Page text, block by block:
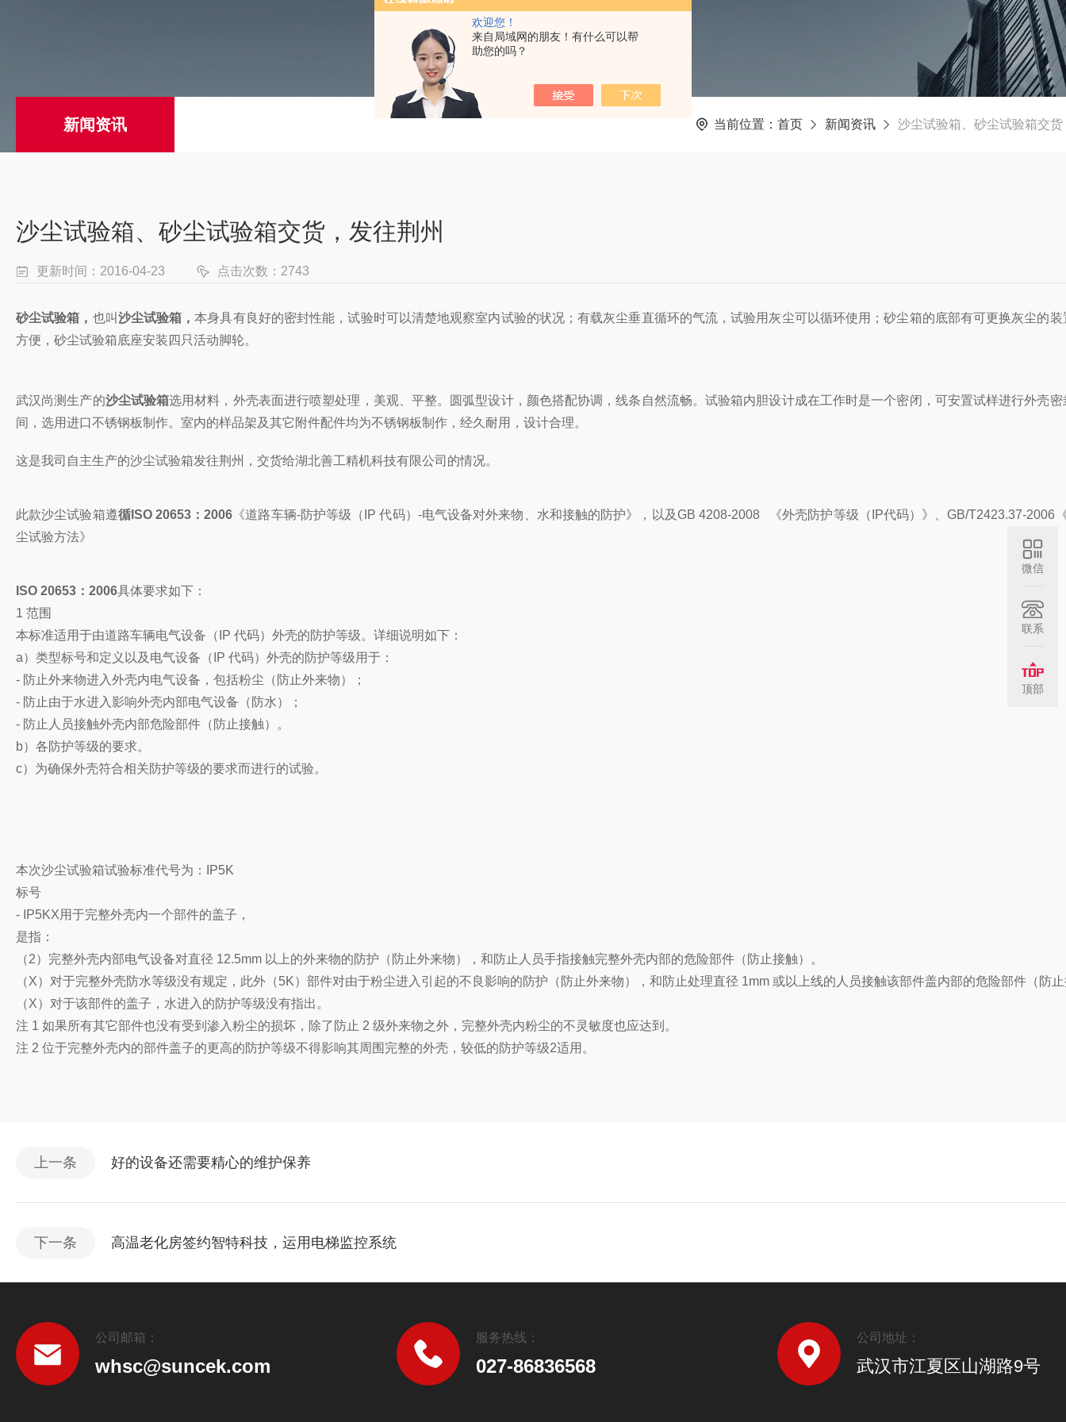
欢迎您！
来自局域网的朋友！有什么可以帮
助您的吗？
新闻资讯 当前位置： 首页 新闻资讯 沙尘试验箱、砂尘试验箱交
沙尘试验箱、砂尘试验箱交货，发往荆州
更新时间：2016-04-23 点击次数：2743
砂尘试验箱， 也叫沙尘试验箱，本身具有良好的密封性能，试验时可以清楚地观察室内试验的状况；有载灰尘垂直循环的气流，试验用灰尘可以循环使用；砂尘箱的底部有可更换灰尘的装
方便，砂尘试验箱底座安装四只活动脚轮。
武汉尚测生产的沙尘试验箱选用材料，外壳表面进行喷塑处理，美观、平整。圆弧型设计，颜色搭配协调，线条自然流畅。试验箱内胆设计成在工作时是一个密闭，可安置试样进行外壳密
间，选用进口不锈钢板制作。室内的样品架及其它附件配件均为不锈钢板制作，经久耐用，设计合理。
这是我司自主生产的沙尘试验箱发往荆州，交货给湖北善工精机科技有限公司的情况。
此款沙尘试验箱遵循ISO 20653：2006 《道路车辆-防护等级（IP 代码）-电气设备对外来物、水和接触的防护》，以及GB 4208-2008 《外壳防护等级（IP代码）》、GB/T2423.37-2006
尘试验方法》
ISO 20653：2006具体要求如下：
1 范围
本标准适用于由道路车辆电气设备（IP 代码）外壳的防护等级。详细说明如下：
a）类型标号和定义以及电气设备（IP 代码）外壳的防护等级用于：
- 防止外来物进入外壳内电气设备，包括粉尘（防止外来物）；
- 防止由于水进入影响外壳内部电气设备（防水）；
- 防止人员接触外壳内部危险部件（防止接触）。
b）各防护等级的要求。
c）为确保外壳符合相关防护等级的要求而进行的试验。
本次沙尘试验箱试验标准代号为：IP5K
标号
- IP5KX用于完整外壳内一个部件的盖子，
是指：
（2）完整外壳内部电气设备对直径 12.5mm 以上的外来物的防护（防止外来物），和防止人员手指接触完整外壳内部的危险部件（防止接触）。
（X）对于完整外壳防水等级没有规定，此外（5K）部件对由于粉尘进入引起的不良影响的防护（防止外来物），和防止处理直径 1mm 或以上线的人员接触该部件盖内部的危险部件（防
（X）对于该部件的盖子，水进入的防护等级没有指出。
注 1 如果所有其它部件也没有受到渗入粉尘的损坏，除了防止 2 级外来物之外，完整外壳内粉尘的不灵敏度也应达到。
注 2 位于完整外壳内的部件盖子的更高的防护等级不得影响其周围完整的外壳，较低的防护等级2适用。
上一条 好的设备还需要精心的维护保养
下一条 高温老化房签约智特科技，运用电梯监控系统
公司邮箱：
whsc@suncek.com
服务热线：
027-86836568
公司地址：
武汉市江夏区山湖路9号
微信
联系
顶部